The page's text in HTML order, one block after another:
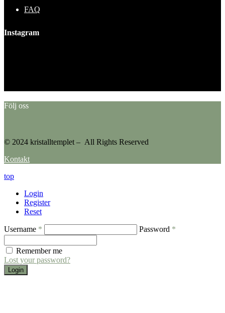
FAQ
Instagram
Följ oss
© 2024 kristalltemplet – All Rights Reserved
Kontakt
top
Login
Register
Reset
Username * Password *
Remember me
Lost your password?
Login